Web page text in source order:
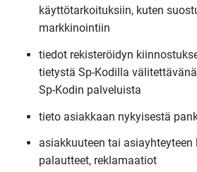
käyttötarkoituksiin, kuten
markkinointiin
tiedot rekisteröidyn
tietystä Sp-Kodilla
Sp-Kodin palveluista
tieto asiakkaan nykyisestä
asiakkuuteen tai
palautteet, reklamaatiot